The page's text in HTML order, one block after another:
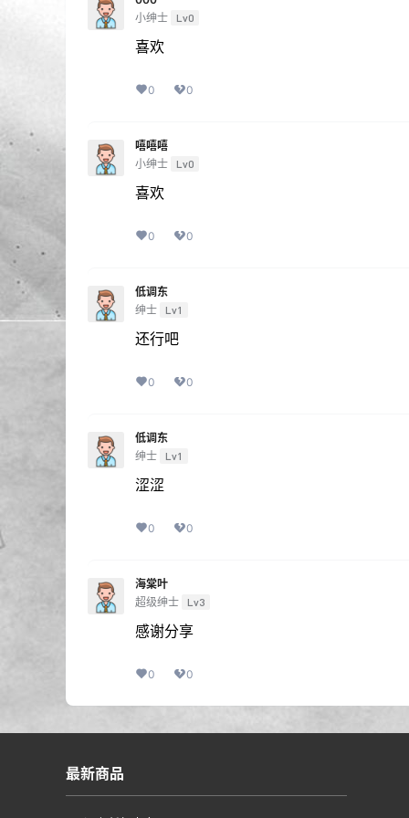
小绅士 Lv0
喜欢
0 0
嘻嘻嘻
小绅士 Lv0
喜欢
0 0
低调东
绅士 Lv1
还行吧
0 0
低调东
绅士 Lv1
涩涩
0 0
海棠叶
超级绅士 Lv3
感谢分享
0 0
最新商品